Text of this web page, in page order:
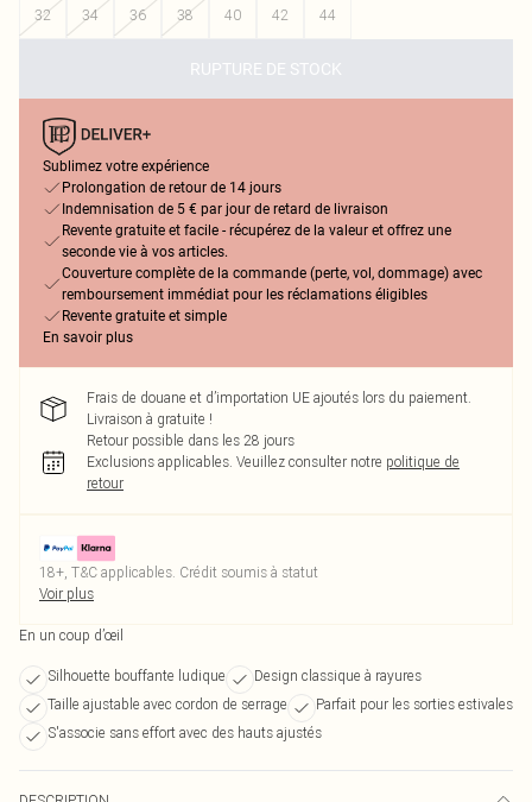
32
34 36 38 40 42 44
RUPTURE DE STOCK
Sublimez votre expérience
Prolongation de retour de 14 jours
Indemnisation de 5 € par jour de retard de livraison
Revente gratuite et facile - récupérez de la valeur et offrez une
seconde vie à vos articles.
Couverture complète de la commande (perte, vol, dommage) avec
remboursement immédiat pour les réclamations éligibles
Revente gratuite et simple
En savoir plus
Frais de douane et d’importation UE ajoutés lors du paiement.
Livraison à gratuite !
Retour possible dans les 28 jours
Exclusions applicables. Veuillez consulter notre politique de
retour
18+, T&C applicables. Crédit soumis à statut
Voir plus
En un coup d’œil
Silhouette bouffante ludique
Design classique à rayures
Taille ajustable avec cordon de serrage
Parfait pour les sorties estivales
S'associe sans effort avec des hauts ajustés